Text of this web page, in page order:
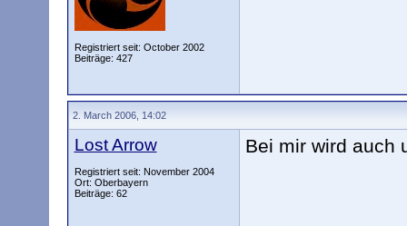
Registriert seit: October 2002
Beiträge: 427
2. March 2006, 14:02
Lost Arrow
Registriert seit: November 2004
Ort: Oberbayern
Beiträge: 62
Bei mir wird auch